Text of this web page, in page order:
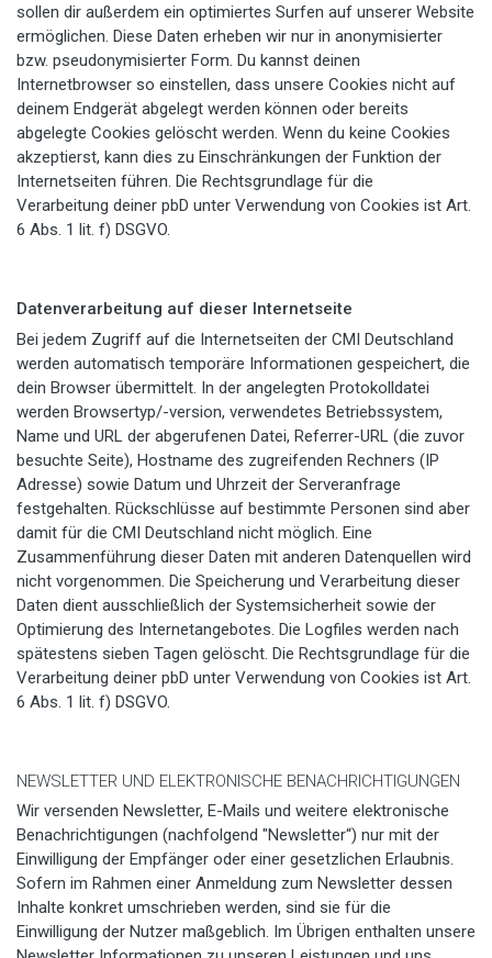
sollen dir außerdem ein optimiertes Surfen auf unserer Website
ermöglichen. Diese Daten erheben wir nur in anonymisierter
bzw. pseudonymisierter Form. Du kannst deinen
Internetbrowser so einstellen, dass unsere Cookies nicht auf
deinem Endgerät abgelegt werden können oder bereits
abgelegte Cookies gelöscht werden. Wenn du keine Cookies
akzeptierst, kann dies zu Einschränkungen der Funktion der
Internetseiten führen. Die Rechtsgrundlage für die
Verarbeitung deiner pbD unter Verwendung von Cookies ist Art.
6 Abs. 1 lit. f) DSGVO.
Datenverarbeitung auf dieser Internetseite
Bei jedem Zugriff auf die Internetseiten der CMI Deutschland
werden automatisch temporäre Informationen gespeichert, die
dein Browser übermittelt. In der angelegten Protokolldatei
werden Browsertyp/-version, verwendetes Betriebssystem,
Name und URL der abgerufenen Datei, Referrer-URL (die zuvor
besuchte Seite), Hostname des zugreifenden Rechners (IP
Adresse) sowie Datum und Uhrzeit der Serveranfrage
festgehalten. Rückschlüsse auf bestimmte Personen sind aber
damit für die CMI Deutschland nicht möglich. Eine
Zusammenführung dieser Daten mit anderen Datenquellen wird
nicht vorgenommen. Die Speicherung und Verarbeitung dieser
Daten dient ausschließlich der Systemsicherheit sowie der
Optimierung des Internetangebotes. Die Logfiles werden nach
spätestens sieben Tagen gelöscht. Die Rechtsgrundlage für die
Verarbeitung deiner pbD unter Verwendung von Cookies ist Art.
6 Abs. 1 lit. f) DSGVO.
NEWSLETTER UND ELEKTRONISCHE BENACHRICHTIGUNGEN
Wir versenden Newsletter, E-Mails und weitere elektronische
Benachrichtigungen (nachfolgend "Newsletter“) nur mit der
Einwilligung der Empfänger oder einer gesetzlichen Erlaubnis.
Sofern im Rahmen einer Anmeldung zum Newsletter dessen
Inhalte konkret umschrieben werden, sind sie für die
Einwilligung der Nutzer maßgeblich. Im Übrigen enthalten unsere